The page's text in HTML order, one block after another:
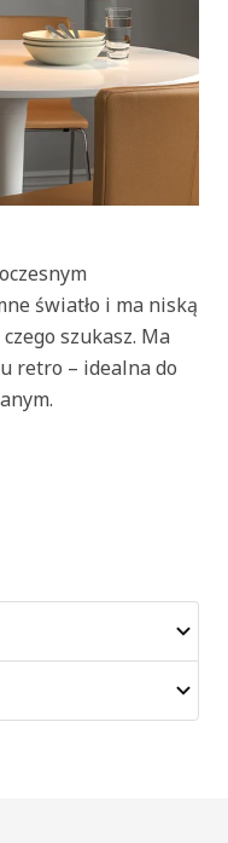
światło i ma niską
szukasz. Ma
retro – idealna do